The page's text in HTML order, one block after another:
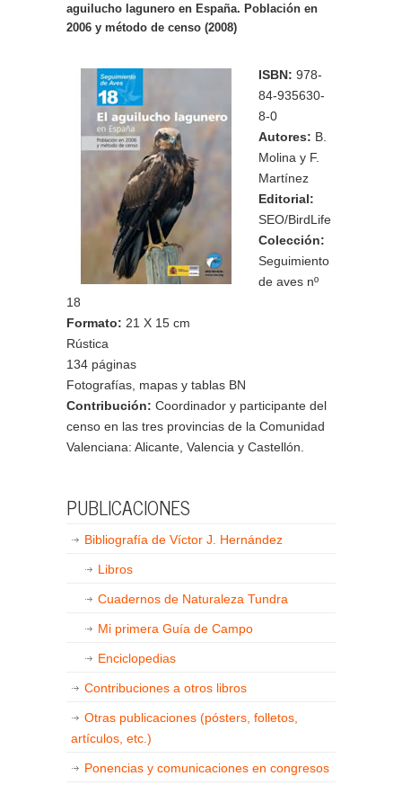
aguilucho lagunero en España. Población en
2006 y método de censo (2008)
ISBN: 978-
84-935630-
8-0
Autores: B.
Molina y F.
Martínez
Editorial:
SEO/BirdLife
Colección:
Seguimiento
de aves nº
18
Formato: 21 X 15 cm
Rústica
134 páginas
Fotografías, mapas y tablas BN
Contribución: Coordinador y participante del
censo en las tres provincias de la Comunidad
Valenciana: Alicante, Valencia y Castellón.
PUBLICACIONES
Bibliografía de Víctor J. Hernández
Libros
Cuadernos de Naturaleza Tundra
Mi primera Guía de Campo
Enciclopedias
Contribuciones a otros libros
Otras publicaciones (pósters, folletos,
artículos, etc.)
Ponencias y comunicaciones en congresos